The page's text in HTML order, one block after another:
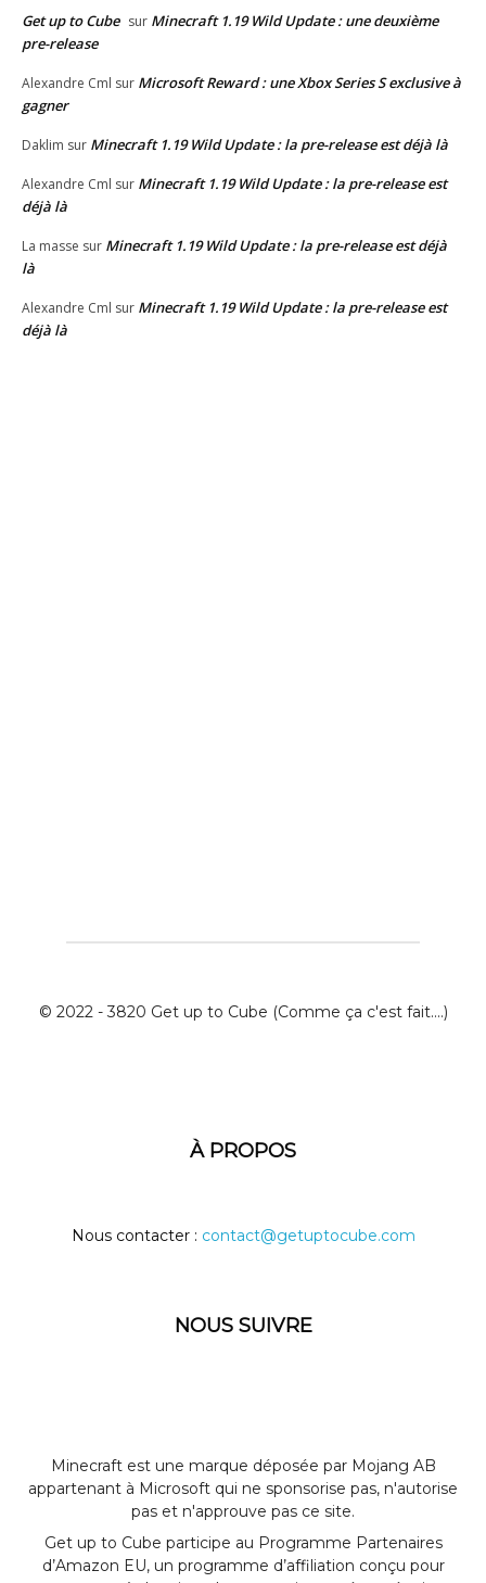
Get up to Cube sur Minecraft 1.19 Wild Update : une deuxième
pre-release
Alexandre Cml sur Microsoft Reward : une Xbox Series S exclusive à
gagner
Daklim sur Minecraft 1.19 Wild Update : la pre-release est déjà là
Alexandre Cml sur Minecraft 1.19 Wild Update : la pre-release est
déjà là
La masse sur Minecraft 1.19 Wild Update : la pre-release est déjà
là
Alexandre Cml sur Minecraft 1.19 Wild Update : la pre-release est
déjà là
© 2022 - 3820 Get up to Cube (Comme ça c'est fait....)
À PROPOS
Nous contacter : contact@getuptocube.com
NOUS SUIVRE
Minecraft est une marque déposée par Mojang AB
appartenant à Microsoft qui ne sponsorise pas, n'autorise
pas et n'approuve pas ce site.
Get up to Cube participe au Programme Partenaires
d’Amazon EU, un programme d’affiliation conçu pour